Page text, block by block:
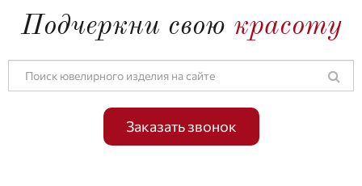
Подчеркни свою красоту
Заказать звонок